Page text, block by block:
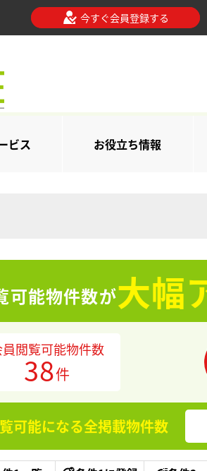
今すぐ会員登録する
ビス お役立ち情報
可能物件数が大幅
員閲覧可能物件数
38件
可能になる全掲載物件数